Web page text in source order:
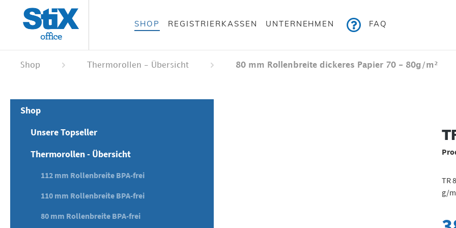
springen
springen
SHOP REGISTRIERKASSEN UNTERNEHMEN FAQ
Shop Thermorollen - Übersicht 80 mm Rollenbreite dickeres Papier 70 - 80g/m²
Shop
Unsere Topseller
Thermorollen - Übersicht
112 mm Rollenbreite BPA-frei
110 mm Rollenbreite BPA-frei
80 mm Rollenbreite BPA-frei
TR
g/